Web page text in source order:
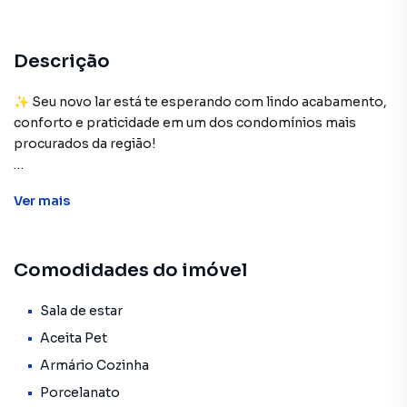
Descrição
✨ Seu novo lar está te esperando com lindo acabamento,
conforto e praticidade em um dos condomínios mais
procurados da região!
🔹 2 dormitórios aconchegantes
🔹 Móveis planejados de excelente bom gosto e qualidade
📍 Localização estratégica:
✔ Próximo ao Aeroporto Internacional de Guarulhos
✔ Região com comércios, escolas, e tudo o que você
precisa por perto!
Ver mais
Comodidades do imóvel
Sala de estar
Aceita Pet
Armário Cozinha
Porcelanato